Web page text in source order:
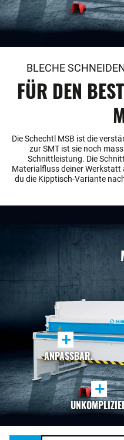
BLECHE
FÜR DEN
Die Schechtl MSB ist die
zur SMT ist sie noch
Schnittleistung. Die
Materialfluss deiner Werkstatt
du die Kipptisch-Variante
+
ANPASSBAR.
+